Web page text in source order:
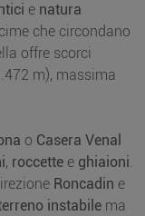
e natura
che circondano
offre scorci
m), massima
o Casera Venal
, roccette e ghiaioni.
Roncadin e
instabile ma